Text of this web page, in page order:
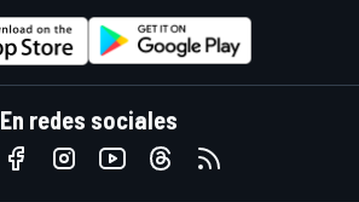
En redes sociales